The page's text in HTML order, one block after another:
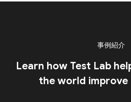
事例紹介
Learn how Test Lab
the world improve